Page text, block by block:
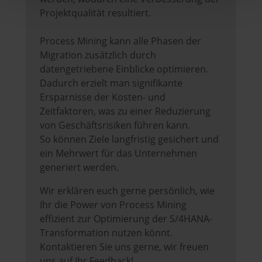
Projektqualität resultiert.
Process Mining kann alle Phasen der
Migration zusätzlich durch
datengetriebene Einblicke optimieren.
Dadurch erzielt man signifikante
Ersparnisse der Kosten- und
Zeitfaktoren, was zu einer Reduzierung
von Geschäftsrisiken führen kann.
So können Ziele langfristig gesichert und
ein Mehrwert für das Unternehmen
generiert werden.
Wir erklären euch gerne persönlich, wie
Ihr die Power von Process Mining
effizient zur Optimierung der S/4HANA-
Transformation nutzen könnt.
Kontaktieren Sie uns gerne, wir freuen